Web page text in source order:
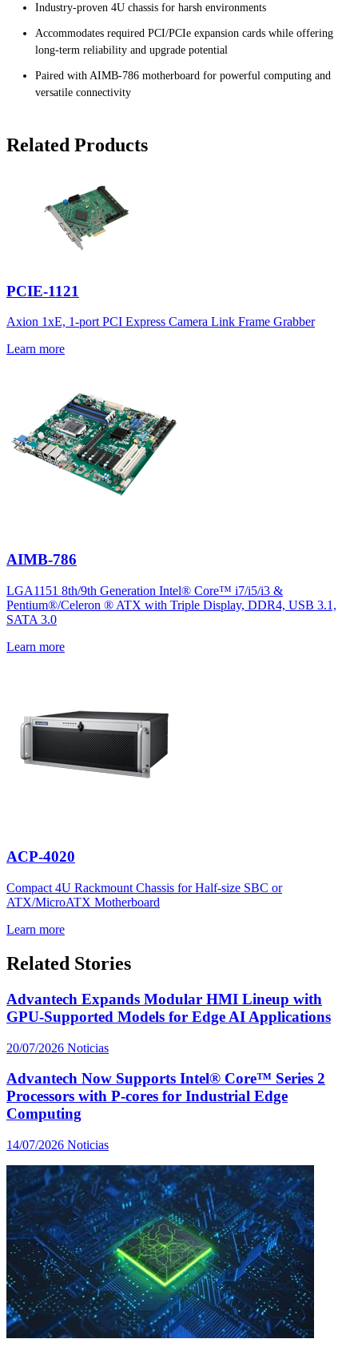
Industry-proven 4U chassis for harsh environments
Accommodates required PCI/PCIe expansion cards while offering
long-term reliability and upgrade potential
Paired with AIMB-786 motherboard for powerful computing and
versatile connectivity
Related Products
PCIE-1121
Axion 1xE, 1-port PCI Express Camera Link Frame Grabber
Learn more
AIMB-786
LGA1151 8th/9th Generation Intel® Core™ i7/i5/i3 &
Pentium®/Celeron ® ATX with Triple Display, DDR4, USB 3.1,
SATA 3.0
Learn more
ACP-4020
Compact 4U Rackmount Chassis for Half-size SBC or
ATX/MicroATX Motherboard
Learn more
Related Stories
Advantech Expands Modular HMI Lineup with
GPU-Supported Models for Edge AI Applications
20/07/2026 Noticias
Advantech Now Supports Intel® Core™ Series 2
Processors with P-cores for Industrial Edge
Computing
14/07/2026 Noticias